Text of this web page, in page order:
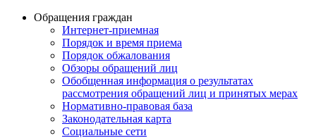
Обращения граждан
Интернет-приемная
Порядок и время приема
Порядок обжалования
Обзоры обращений лиц
Обобщенная информация о результатах
рассмотрения обращений лиц и принятых мерах
Нормативно-правовая база
Законодательная карта
Социальные сети